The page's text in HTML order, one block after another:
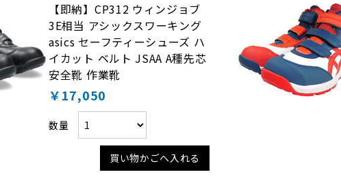
【即納】CP312 ウィンジョブ
3E相当 アシックスワーキング
asics セーフティーシューズ ハ
イカット ベルト JSAA A種先芯
安全靴 作業靴
￥17,050
数量
買い物かごへ入れる